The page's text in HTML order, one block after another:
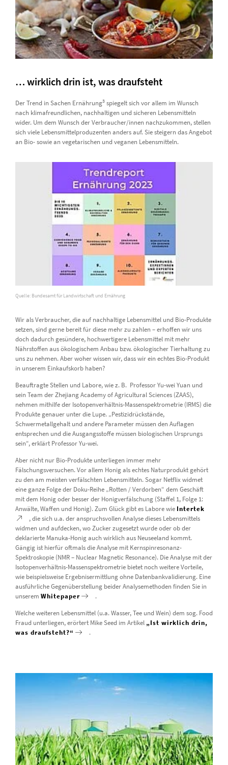
… wirklich drin ist, was draufsteht
Der Trend in Sachen Ernährung3spiegelt sich vor allem im Wunsch
nach klimafreundlichen, nachhaltigen und sicheren Lebensmitteln
wider. Um dem Wunsch der Verbraucher/innen nachzukommen, stellen
sich viele Lebensmittelproduzenten anders auf. Sie steigern das Angebot
an Bio- sowie an vegetarischen und veganen Lebensmitteln.
Quelle: Bundesamt für Landwirtschaft und Ernährung
Wir als Verbraucher, die auf nachhaltige Lebensmittel und Bio-Produkte
setzen, sind gerne bereit für diese mehr zu zahlen – erhoffen wir uns
doch dadurch gesündere, hochwertigere Lebensmittel mit mehr
Nährstoffen aus ökologischem Anbau bzw. ökologischer Tierhaltung zu
uns zu nehmen. Aber woher wissen wir, dass wir ein echtes Bio-Produkt
in unserem Einkaufskorb haben?
Beauftragte Stellen und Labore, wie z. B. Professor Yu-wei Yuan und
sein Team der Zhejiang Academy of Agricultural Sciences (ZAAS),
nehmen mithilfe der Isotopenverhältnis-Massenspektrometrie (IRMS) die
Produkte genauer unter die Lupe. „Pestizidrückstände,
Schwermetallgehalt und andere Parameter müssen den Auflagen
entsprechen und die Ausgangsstoffe müssen biologischen Ursprungs
sein“, erklärt Professor Yu-wei.
Aber nicht nur Bio-Produkte unterliegen immer mehr
Fälschungsversuchen. Vor allem Honig als echtes Naturprodukt gehört
zu den am meisten verfälschten Lebensmitteln. Sogar Netflix widmet
eine ganze Folge der Doku-Reihe „Rotten / Verdorben“ dem Geschäft
mit dem Honig oder besser der Honigverfälschung (Staffel 1, Folge 1:
Anwälte, Waffen und Honig). Zum Glück gibt es Labore wie Intertek
, die sich u.a. der anspruchsvollen Analyse dieses Lebensmittels
widmen und aufdecken, wo Zucker zugesetzt wurde oder ob der
deklarierte Manuka-Honig auch wirklich aus Neuseeland kommt.
Gängig ist hierfür oftmals die Analyse mit Kernspinresonanz-
Spektroskopie (NMR – Nuclear Magnetic Resonance). Die Analyse mit der
Isotopenverhältnis-Massenspektrometrie bietet noch weitere Vorteile,
wie beispielsweise Ergebnisermittlung ohne Datenbankvalidierung. Eine
ausführliche Gegenüberstellung beider Analysemethoden finden Sie in
unserem Whitepaper
.
Welche weiteren Lebensmittel (u.a. Wasser, Tee und Wein) dem sog. Food
Fraud unterliegen, erörtert Mike Seed im Artikel „Ist wirklich drin,
was draufsteht?“
.